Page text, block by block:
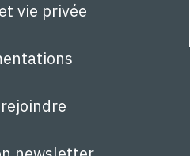
vie privée